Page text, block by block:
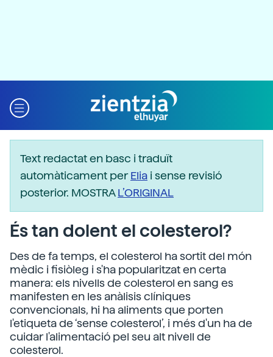
Text redactat en basc i traduït
automàticament perElia i sense revisió
posterior. MOSTRAL’ORIGINAL
És tan dolent el colesterol?
Des de fa temps, el colesterol ha sortit del món
mèdic i fisiòleg i s'ha popularitzat en certa
manera: els nivells de colesterol en sang es
manifesten en les anàlisis clíniques
convencionals, hi ha aliments que porten
l'etiqueta de ‘sense colesterol’, i més d'un ha de
cuidar l'alimentació pel seu alt nivell de
colesterol.